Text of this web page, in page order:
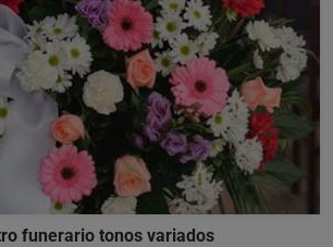
funerario tonos variados